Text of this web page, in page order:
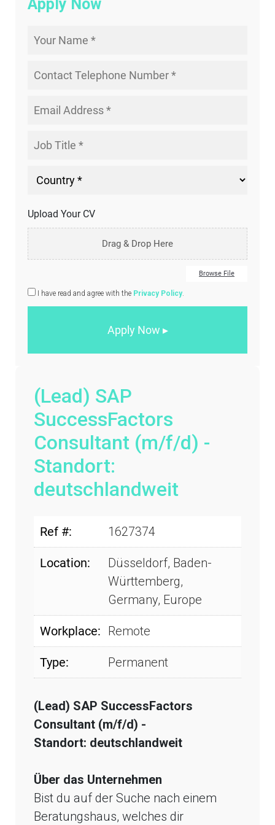
Apply Now
Upload Your CV
Drag & Drop Here
Browse File
I have read and agree with the Privacy Policy.
(Lead) SAP
SuccessFactors
Consultant (m/f/d) -
Standort:
deutschlandweit
Ref #: 1627374
Location:
Düsseldorf, Baden-
Württemberg,
Germany, Europe
Workplace: Remote
Type: Permanent
(Lead) SAP SuccessFactors
Consultant (m/f/d) -
Standort: deutschlandweit
Über das Unternehmen
Bist du auf der Suche nach einem
Beratungshaus, welches dir